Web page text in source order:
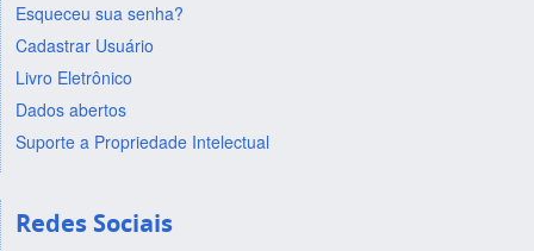
Esqueceu sua senha?
Cadastrar Usuário
Livro Eletrônico
Dados abertos
Suporte a Propriedade Intelectual
Redes Sociais